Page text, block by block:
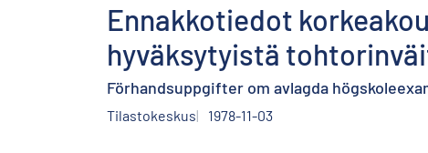
Ennakkotiedot
hyväksytyistä
Förhandsuppgifter om avlagda
Tilastokeskus 1978-11-03